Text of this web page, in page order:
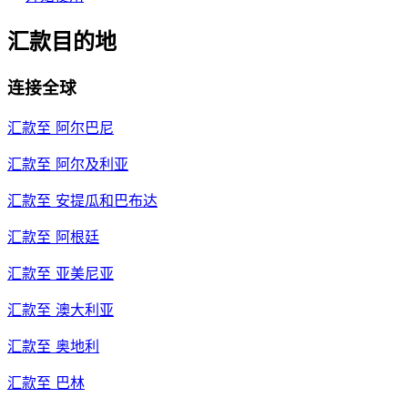
汇款目的地
连接全球
汇款至 阿尔巴尼
汇款至 阿尔及利亚
汇款至 安提瓜和巴布达
汇款至 阿根廷
汇款至 亚美尼亚
汇款至 澳大利亚
汇款至 奥地利
汇款至 巴林